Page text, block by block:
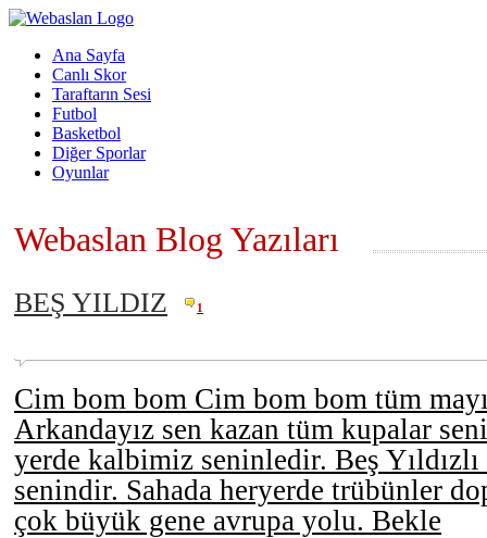
Ana Sayfa
Canlı Skor
Taraftarın Sesi
Futbol
Basketbol
Diğer Sporlar
Oyunlar
Webaslan Blog Yazıları
BEŞ YILDIZ 1
Cim bom bom Cim bom bom tüm
Arkandayız sen kazan tüm kupalar
yerde kalbimiz seninledir. Beş
senindir. Sahada heryerde trübünler
çok büyük gene avrupa yolu. Bekle